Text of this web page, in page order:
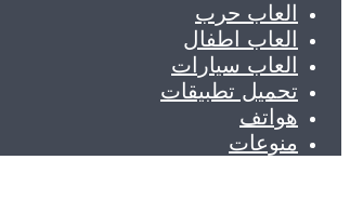
العاب حرب
العاب اطفال
العاب سيارات
تحميل تطبيقات
هواتف
منوعات